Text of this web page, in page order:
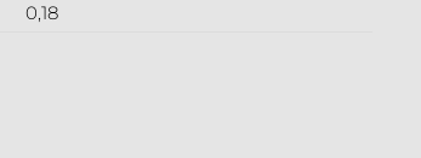
0,18